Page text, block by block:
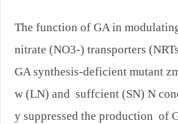
The function of GA in
nitrate (NO3-) transporters
GA synthesis-deficient mutant
w (LN) and suffcient (SN) N
y suppressed the production of